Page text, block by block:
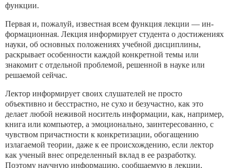
функции.
Первая и, пожалуй, известная всем функция лекции — ин­
формационная. Лекция информирует студента о достижениях
науки, об основных положениях учебной дисциплины,
раскры­вает особенности каждой конкретной темы или
знакомит с от­дельной проблемой, решенной в науке или
решаемой сейчас.
Лектор информирует своих слушателей не просто
объективно и бесстрастно, не сухо и безучастно, как это
делает любой нежи­вой носитель информации, как, например,
книга или компью­тер, а эмоционально, заинтересованно, с
чувством причастности к конкретизации, обогащению
излагаемой теории, даже к ее происхождению, если лектор
как ученый внес определенный вклад в ее разработку.
Поэтому научную информацию, сообщае­мую в лекции,